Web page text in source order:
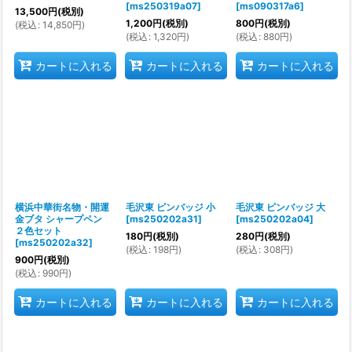
13,500円(税別)
(税込 : 14,850円)
カートに入れる
[ms250319a07]
1,200円(税別)
(税込 : 1,320円)
カートに入れる
[ms090317a6]
800円(税別)
(税込 : 880円)
カートに入れる
横浜中華街名物・開運
金ブタ シャープペン
２色セット
[ms250202a32]
900円(税別)
(税込 : 990円)
カートに入れる
毛沢東 ピンバッジ 小
[ms250202a31]
180円(税別)
(税込 : 198円)
カートに入れる
毛沢東 ピンバッジ 大
[ms250202a04]
280円(税別)
(税込 : 308円)
カートに入れる